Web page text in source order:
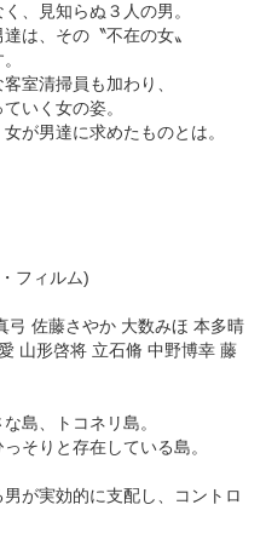
、見知らぬ３人の男。
は、その〝不在の女〟
室清掃員も加わり、
いく女の姿。
が男達に求めたものとは。
フィルム)
弓 佐藤さやか 大数みほ 本多晴
山形啓将 立石脩 中野博幸 藤
島、トコネリ島。
そりと存在している島。
が実効的に支配し、コントロ